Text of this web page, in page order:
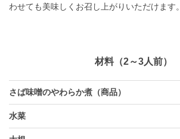
わせても美味しくお召し上がりいただけます。
材料（2～3人前）
さば味噌のやわらか煮（商品）
水菜